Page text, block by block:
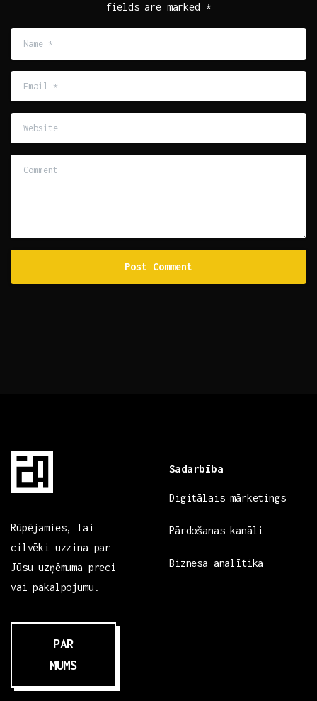
fields are marked *
*
Website
Rūpējamies, lai
cilvēki uzzina par
Jūsu uzņēmuma preci
vai pakalpojumu.
PAR
MUMS
Sadarbība
Digitālais mārketings
Pārdošanas kanāli
Biznesa analītika